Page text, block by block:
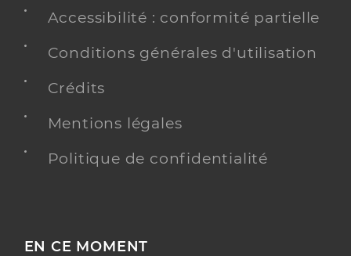
Accessibilité : conformité partielle
Conditions générales d'utilisation
Crédits
Mentions légales
Politique de confidentialité
EN CE MOMENT